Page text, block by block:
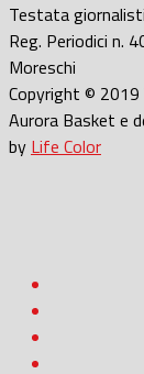
Testata
Reg. Periodici n.
Moreschi
Copyright © 2019
Aurora Basket e
by Life Color